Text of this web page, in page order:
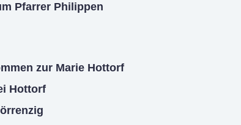
Pfarrer Philippen
zur Marie Hottorf
Hottorf